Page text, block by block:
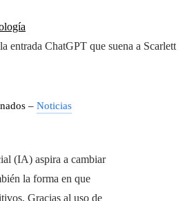
entrada ChatGPT que suena a Scarlett
– Noticias
(IA) aspira a cambiar
la forma en que
Gracias al uso de